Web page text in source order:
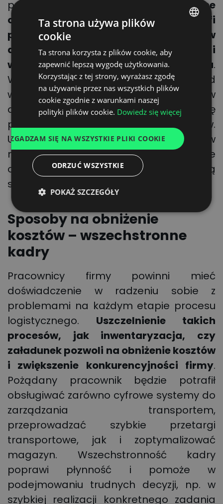
przedsiębiorstwa.
Nowoczesne
oprogramowanie potrafi
przeanalizować nawet setki gigabajtów
danych w stosunkowo szybkim czasie i
wygenerować gotowe rozwiązania.
Wgląd w stan firmy jest kluczowy. Przed
wdrożeniem zmian należy je najpierw
dobrze zaplanować, biorąc pod uwagę
potrzeby firmy, a także jej kontrahentów.
Uściślając, w trosce o obniżenie kosztów
nie można bać się inwestycji w wydajne
oprogramowanie. Jakie jeszcze są
sposoby na obniżenie kosztów?
Sposoby na obniżenie
kosztów – wszechstronne
kadry
Pracownicy firmy powinni mieć
doświadczenie w radzeniu sobie z
problemami na każdym etapie procesu
logistycznego. Uszczelnienie takich
procesów, jak inwentaryzacja, czy
załadunek pozwoli na obniżenie kosztów
i zwiększenie konkurencyjności firmy.
Pożądany pracownik będzie potrafił
obsługiwać zarówno cyfrowe systemy do
zarządzania transportem,
przeprowadzać szybkie przetargi
transportowe, jak i zoptymalizować
magazyn. Wszechstronność kadry
poprawi płynność i pomoże w
podejmowaniu trudnych decyzji, np. w
szybkiej realizacji konkretnego zadania
ENGLISH
GERMAN
UKRAINIAN
FRENCH
Ta strona używa plików
cookie
Ta strona korzysta z plików cookie, aby
zapewnić lepszą wygodę użytkowania.
Korzystając z tej strony, wyrażasz zgodę
na używanie przez nas wszystkich plików
cookie zgodnie z warunkami naszej
polityki plików cookie. Dowiedz się więcej
ZGADZAM SIĘ NA WSZYSTKIE PLIKI COOKIE
ODRZUĆ WSZYSTKIE
POKAŻ SZCZEGÓŁY